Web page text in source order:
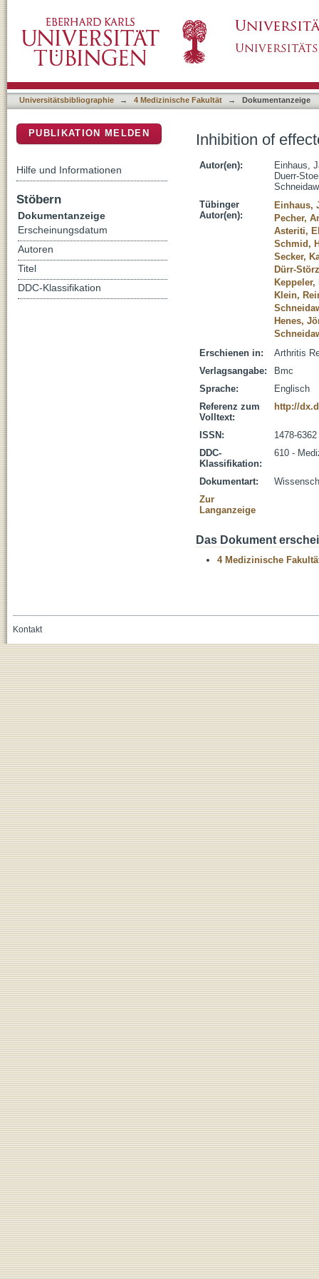
Universitätsbibliographie → 4 Medizinische Fakultät → Dokumentanzeige
Inhibition of
Autor(en):
Einhaus,
Duerr-
Tübinger
Autor(en):
Einhaus,
Pecher,
Asteriti,
Schmid,
Secker,
Dürr-
Klein,
Henes,
Erschienen in:
Arthritis
Verlagsangabe:
Bmc
Sprache:
Englisch
Referenz zum
Volltext:
http://
ISSN:
1478-6362
DDC-
Klassifikation:
610 -
Dokumentart:
Zur
Langanzeige
Das Dokument
4 Medizinische
PUBLIKATION MELDEN
Hilfe und Informationen
Stöbern
Dokumentanzeige
Erscheinungsdatum
Autoren
Titel
DDC-Klassifikation
Kontakt